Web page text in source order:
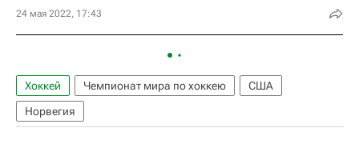
24 мая 2022, 17:43
Хоккей Чемпионат мира по хоккею
США
Норвегия